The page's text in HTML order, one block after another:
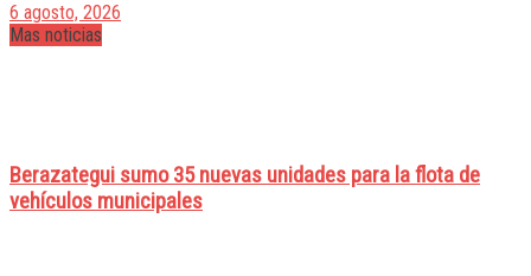
6 agosto, 2026
Mas noticias
Berazategui sumo 35 nuevas unidades para la flota de
vehículos municipales